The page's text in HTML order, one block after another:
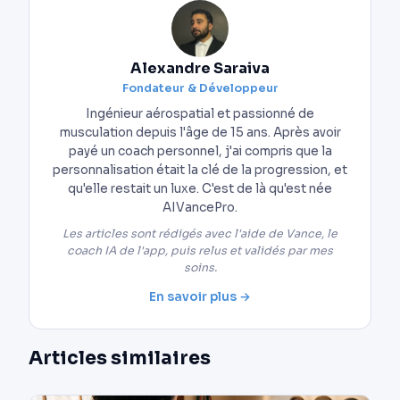
Alexandre Saraiva
Fondateur & Développeur
Ingénieur aérospatial et passionné de
musculation depuis l'âge de 15 ans. Après avoir
payé un coach personnel, j'ai compris que la
personnalisation était la clé de la progression, et
qu'elle restait un luxe. C'est de là qu'est née
AIVancePro.
Les articles sont rédigés avec l'aide de Vance, le
coach IA de l'app, puis relus et validés par mes
soins.
En savoir plus →
Articles similaires